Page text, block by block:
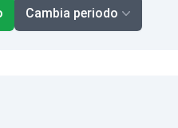
Cambia periodo